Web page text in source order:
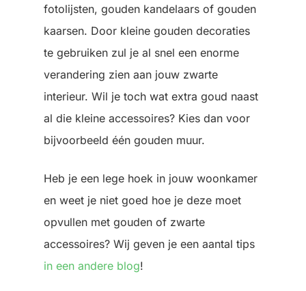
fotolijsten, gouden kandelaars of gouden
kaarsen. Door kleine gouden decoraties
te gebruiken zul je al snel een enorme
verandering zien aan jouw zwarte
interieur. Wil je toch wat extra goud naast
al die kleine accessoires? Kies dan voor
bijvoorbeeld één gouden muur.
Heb je een lege hoek in jouw woonkamer
en weet je niet goed hoe je deze moet
opvullen met gouden of zwarte
accessoires? Wij geven je een aantal tips
in een andere blog!